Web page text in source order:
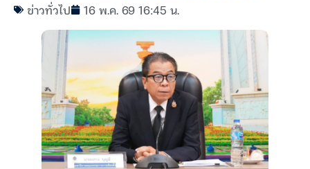
ข่าวทั่วไป 16 พ.ค. 69 16:45 น.